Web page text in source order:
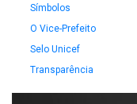
Símbolos
O Vice-Prefeito
Selo Unicef
Transparência